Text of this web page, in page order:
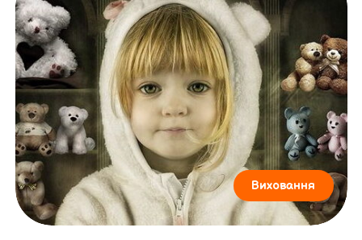
Виховання